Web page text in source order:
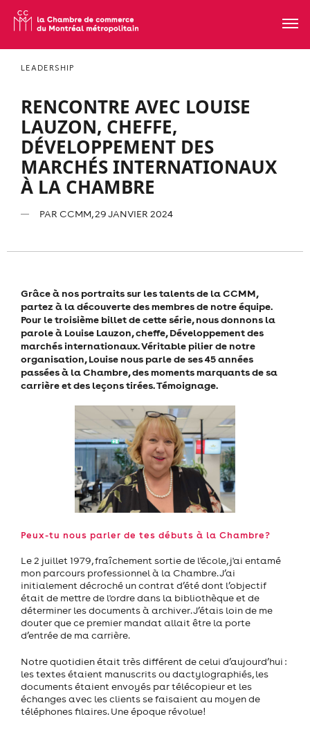
LEADERSHIP
RENCONTRE AVEC LOUISE
LAUZON, CHEFFE,
DÉVELOPPEMENT DES
MARCHÉS INTERNATIONAUX
À LA CHAMBRE
PAR CCMM, 29 JANVIER 2024
Grâce à nos portraits sur les talents de la CCMM,
partez à la découverte des membres de notre équipe.
Pour le troisième billet de cette série, nous donnons la
parole à Louise Lauzon, cheffe, Développement des
marchés internationaux. Véritable pilier de notre
organisation, Louise nous parle de ses 45 années
passées à la Chambre, des moments marquants de sa
carrière et des leçons tirées. Témoignage.
Peux-tu nous parler de tes débuts à la Chambre?
Le 2 juillet 1979, fraîchement sortie de l'école, j'ai entamé
mon parcours professionnel à la Chambre. J’ai
initialement décroché un contrat d’été dont l’objectif
était de mettre de l'ordre dans la bibliothèque et de
déterminer les documents à archiver. J’étais loin de me
douter que ce premier mandat allait être la porte
d’entrée de ma carrière.
Notre quotidien était très différent de celui d’aujourd’hui :
les textes étaient manuscrits ou dactylographiés, les
documents étaient envoyés par télécopieur et les
échanges avec les clients se faisaient au moyen de
téléphones filaires. Une époque révolue!